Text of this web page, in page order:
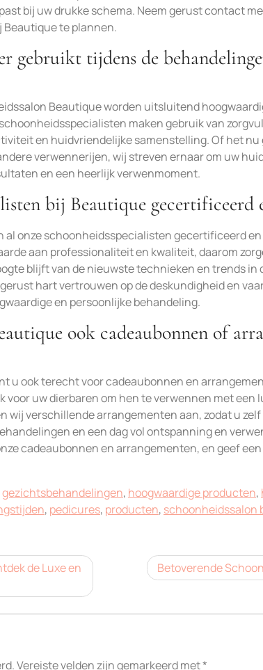
bij uw drukke schema. Neem gerust contact
te plannen.
gebruikt tijdens de
Beautique worden uitsluitend
maken gebruik van
en huidvriendelijke samenstelling. Of het nu
verwennerijen, wij streven ernaar om uw
en een heerlijk verwenmoment.
bij Beautique gecertificeerd
al onze schoonheidsspecialisten gecertificeerd
aan professionaliteit en kwaliteit, daarom
blijft van de nieuwste technieken en trends in
hart vertrouwen op de deskundigheid en
en persoonlijke behandeling.
ook cadeaubonnen of
u ook terecht voor cadeaubonnen en
uw dierbaren om hen te verwennen met een
wij verschillende arrangementen aan, zodat u
en een dag vol ontspanning en
cadeaubonnen en arrangementen, en geef
gezichtsbehandelingen, hoogwaardige producten,
, pedicures, producten, schoonheidssalon
de Luxe en
Betoverende
Vereiste velden zijn gemarkeerd met*